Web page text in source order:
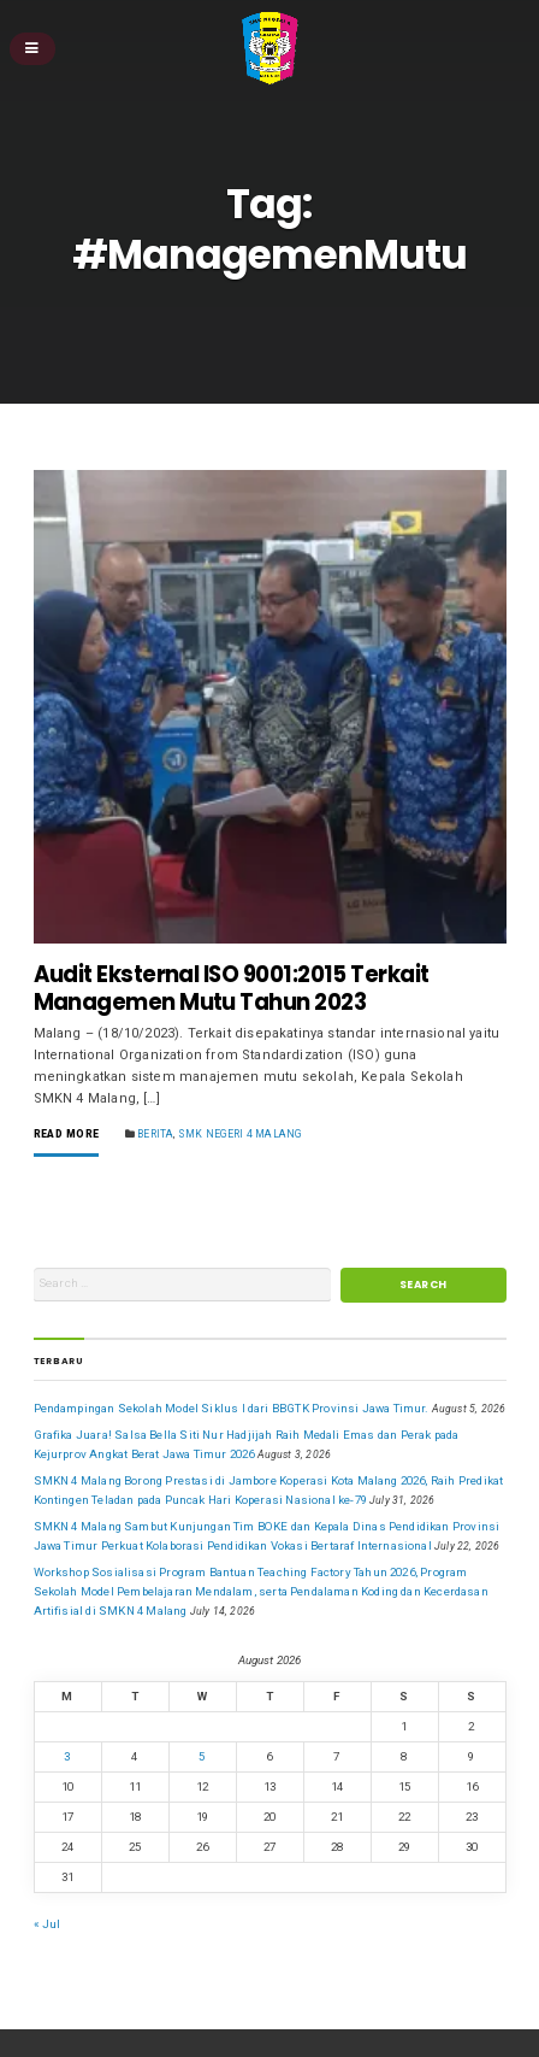
Tag:
#ManagemenMutu
Audit Eksternal ISO 9001:2015 Terkait
Managemen Mutu Tahun 2023
Malang – (18/10/2023). Terkait disepakatinya standar internasional yaitu
International Organization from Standardization (ISO) guna
meningkatkan sistem manajemen mutu sekolah, Kepala Sekolah
SMKN 4 Malang, […]
READ MORE BERITA SMK NEGERI 4 MALANG
TERBARU
Pendampingan Sekolah Model Siklus I dari BBGTK Provinsi Jawa Timur. August 5, 2026
Grafika Juara! Salsa Bella Siti Nur Hadjijah Raih Medali Emas dan Perak pada
Kejurprov Angkat Berat Jawa Timur 2026 August 3, 2026
SMKN 4 Malang Borong Prestasi di Jambore Koperasi Kota Malang 2026, Raih Predikat
Kontingen Teladan pada Puncak Hari Koperasi Nasional ke-79 July 31, 2026
SMKN 4 Malang Sambut Kunjungan Tim BOKE dan Kepala Dinas Pendidikan Provinsi
Jawa Timur Perkuat Kolaborasi Pendidikan Vokasi Bertaraf Internasional July 22, 2026
Workshop Sosialisasi Program Bantuan Teaching Factory Tahun 2026, Program
Sekolah Model Pembelajaran Mendalam, serta Pendalaman Koding dan Kecerdasan
Artifisial di SMKN 4 Malang July 14, 2026
August 2026
M T W T F S S
1 2
3 4 5 6 7 8 9
10 11 12 13 14 15 16
17 18 19 20 21 22 23
24 25 26 27 28 29 30
31
« Jul